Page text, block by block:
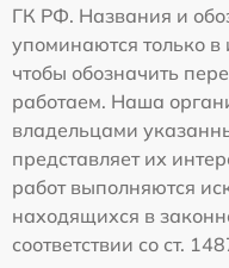
ГК РФ. Названия и
упоминаются только
чтобы обозначить
работаем. Наша
владельцами
представляет их
работ выполняются
находящихся в
соответствии со ст.